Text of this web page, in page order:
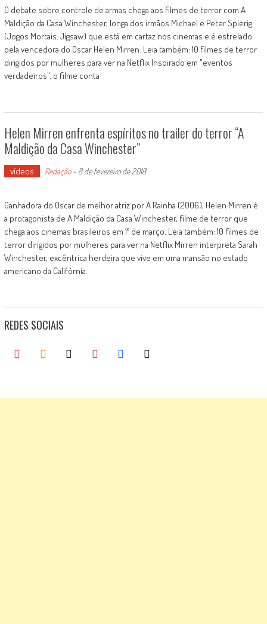
O debate sobre controle de armas chega aos filmes de terror com A
Maldição da Casa Winchester, longa dos irmãos Michael e Peter Spierig
(Jogos Mortais: Jigsaw) que está em cartaz nos cinemas e é estrelado
pela vencedora do Oscar Helen Mirren. Leia também: 10 filmes de terror
dirigidos por mulheres para ver na Netflix Inspirado em "eventos
verdadeiros", o filme conta
Helen Mirren enfrenta espíritos no trailer do terror “A
Maldição da Casa Winchester”
vídeos Redação- 8 de fevereiro de 2018
Ganhadora do Oscar de melhor atriz por A Rainha (2006), Helen Mirren é
a protagonista de A Maldição da Casa Winchester, filme de terror que
chega aos cinemas brasileiros em 1º de março. Leia também: 10 filmes de
terror dirigidos por mulheres para ver na Netflix Mirren interpreta Sarah
Winchester, excêntrica herdeira que vive em uma mansão no estado
americano da Califórnia.
REDES SOCIAIS